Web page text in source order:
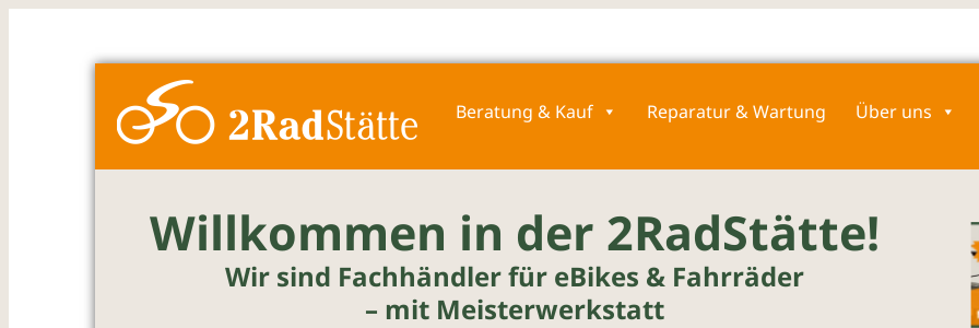
Beratung & Kauf Reparatur & Wartung Über uns
Willkommen in der 2RadStätte!
Wir sind Fachhändler für eBikes & Fahrräder
– mit Meisterwerkstatt